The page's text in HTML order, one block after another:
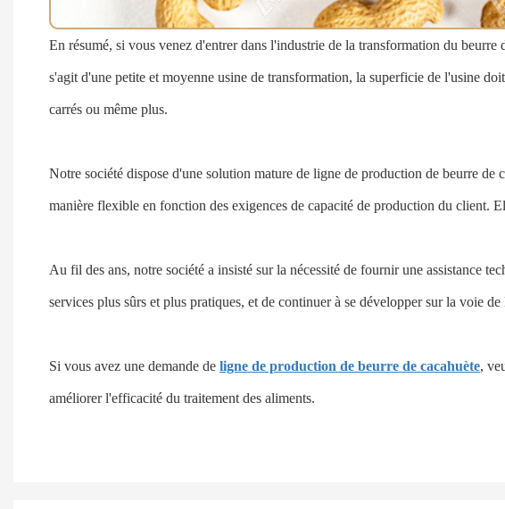
En résumé, si vous venez d'entrer dans l'industrie de la transformation du
s'agit d'une petite et moyenne usine de transformation, la superficie de l'usine
carrés ou même plus.
Notre société dispose d'une solution mature de ligne de production de beurre
manière flexible en fonction des exigences de capacité de production du client.
Au fil des ans, notre société a insisté sur la nécessité de fournir une assistance
services plus sûrs et plus pratiques, et de continuer à se développer sur la voie
Si vous avez une demande de ligne de production de beurre de cacahuète,
améliorer l'efficacité du traitement des aliments.